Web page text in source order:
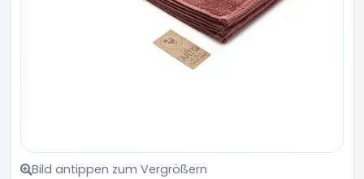
Bild antippen zum Vergrößern